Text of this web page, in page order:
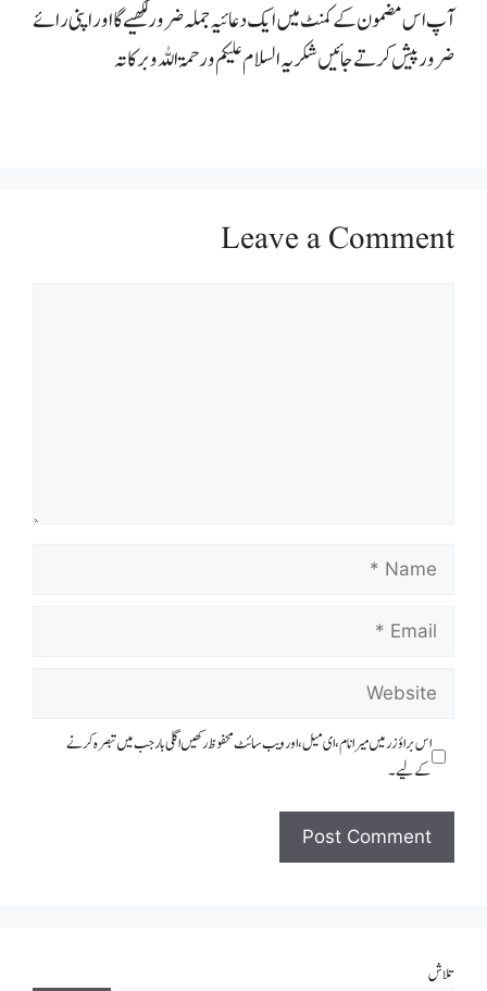
آپ اس مضمون کے کمنٹ میں ایک دعائیہ جملہ ضرور لکھیے گا اور اپنی رائے
ضرور پیش کرتے جائیں شکریہ السلام علیکم ورحمۃ اللہ وبرکاتہ
Leave a Comment
Email
Website
اس براؤزر میں میرا نام، ای میل، اور ویب سائٹ محفوظ رکھیں اگلی بار جب میں تبصرہ کرنے
کےلیے۔
تلاش